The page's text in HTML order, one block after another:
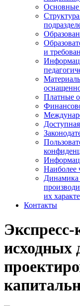
Основные
и
Платные
Наиболее
Динамика
их
Контакты
исходных